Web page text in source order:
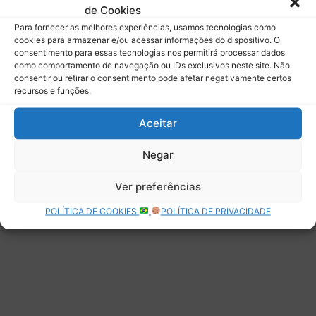
de Cookies
Para fornecer as melhores experiências, usamos tecnologias como
cookies para armazenar e/ou acessar informações do dispositivo. O
consentimento para essas tecnologias nos permitirá processar dados
como comportamento de navegação ou IDs exclusivos neste site. Não
consentir ou retirar o consentimento pode afetar negativamente certos
recursos e funções.
Aceitar
Negar
Ver preferências
POLÍTICA DE COOKIES POLÍTICA DE PRIVACIDADE
Deixe uma resposta